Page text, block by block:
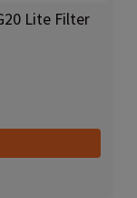
Lite Filter